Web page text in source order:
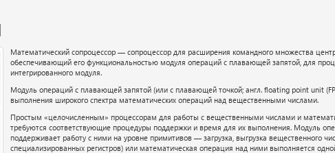
Математический сопроцессор — сопроцессор для расширения командного множества
обеспечивающий его функциональностью модуля операций с плавающей запятой, для
интегрированного модуля.
Модуль операций с плавающей запятой (или с плавающей точкой; англ. floating point unit
выполнения широкого спектра математических операций над вещественными числами.
Простым «целочисленным» процессорам для работы с вещественными числами и
требуются соответствующие процедуры поддержки и время для их выполнения. Модуль
поддерживает работу с ними на уровне примитивов — загрузка, выгрузка вещественного
специализированных регистров) или математическая операция над ними выполняется